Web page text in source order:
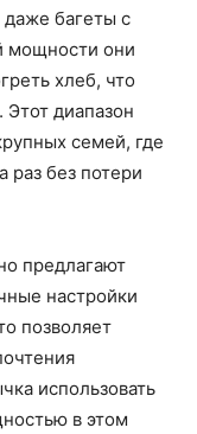
багеты с
мощности они
хлеб, что
диапазон
семей, где
раз без потери
предлагают
настройки
позволяет
использовать
в этом